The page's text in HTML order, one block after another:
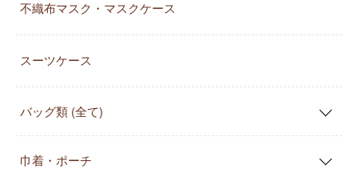
不織布マスク・マスクケース
スーツケース
バッグ類 (全て)
巾着・ポーチ